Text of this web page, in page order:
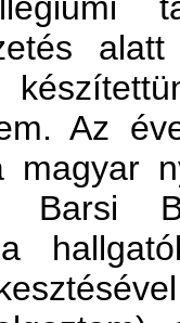
Az
magyar
Barsi
a